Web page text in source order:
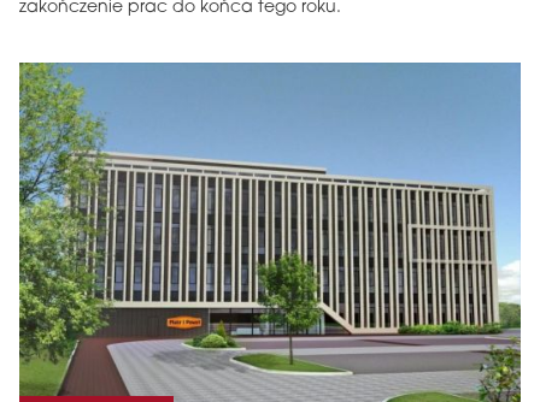
zakończenie prac do końca tego roku.